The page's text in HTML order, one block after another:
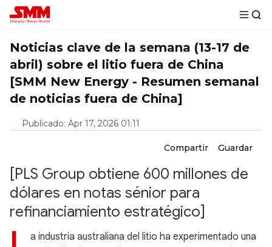
Noticias clave de la semana (13-17 de
abril) sobre el litio fuera de China
[SMM New Energy - Resumen semanal
de noticias fuera de China]
Publicado: Apr 17, 2026 01:11
Compartir Guardar
[PLS Group obtiene 600 millones de
dólares en notas sénior para
refinanciamiento estratégico]
a industria australiana del litio ha experimentado una